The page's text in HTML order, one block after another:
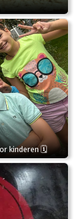
kinderen 🗓